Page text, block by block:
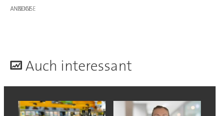
ANZEIGE
Auch interessant